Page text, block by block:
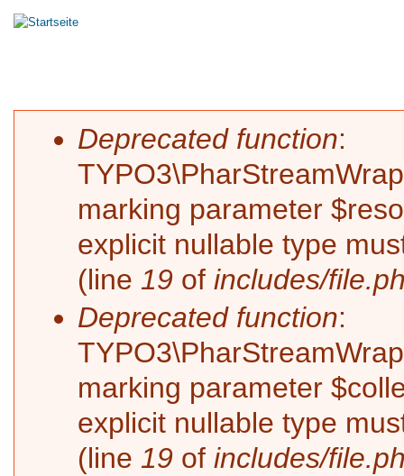
Sie sind hier
Fehlermeldung
Deprecated function:
marking parameter
explicit nullable type
(line 19 ofincludes/
Deprecated function:
marking parameter
explicit nullable type
(line 19 ofincludes/